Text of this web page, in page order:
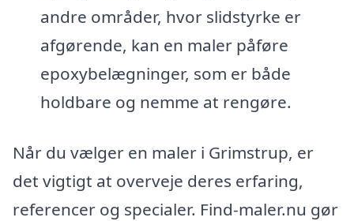
andre områder, hvor slidstyrke er
afgørende, kan en maler påføre
epoxybelægninger, som er både
holdbare og nemme at rengøre.
Når du vælger en maler i Grimstrup, er
det vigtigt at overveje deres erfaring,
referencer og specialer. Find-maler.nu gør